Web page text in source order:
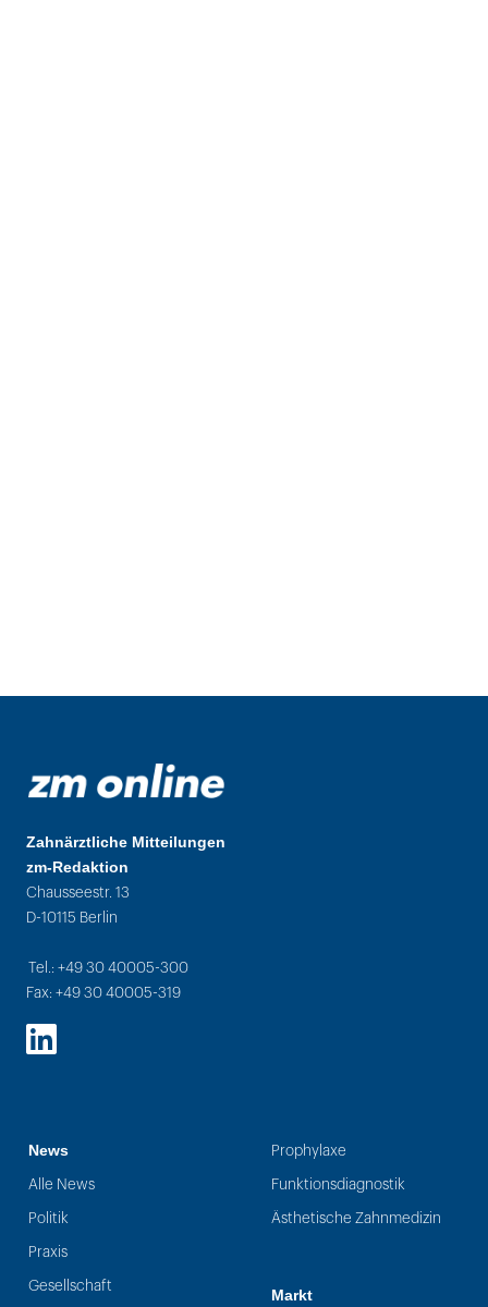
Zahnärztliche Mitteilungen
zm-Redaktion
Chausseestr. 13
D-10115 Berlin
Tel.: +49 30 40005-300
Fax: +49 30 40005-319
LinkedIn
News
Alle News
Politik
Praxis
Gesellschaft
Prophylaxe
Funktionsdiagnostik
Ästhetische Zahnmedizin
Markt